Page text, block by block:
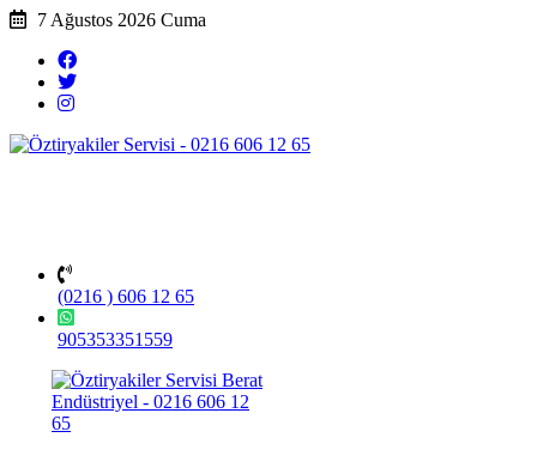
7 Ağustos 2026 Cuma
(0216 ) 606 12 65
905353351559